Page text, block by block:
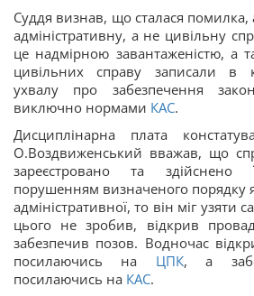
Суддя визнав, що сталася
адміністративну, а не цивільну
це надмірною завантаженістю, а
цивільних справу записали в
ухвалу про забезпечення
виключно нормами КАС.
Дисциплінарна плата
О.Воздвиженський вважав, що
зареєстровано та
порушенням визначеного порядку
адміністративної, то він міг узяти
цього не зробив, відкрив
забезпечив позов. Водночас
посилаючись на ЦПК, а
посилаючись на КАС.